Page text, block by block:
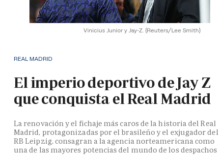
Vinicius Junior y Jay-Z. (Reuters/Lee Smith)
REAL MADRID
El imperio deportivo de Jay Z
que conquista el Real Madrid
La renovación y el fichaje más caros de la historia del Real
Madrid, protagonizadas por el brasileño y el exjugador del
RB Leipzig, consagran a la agencia norteamericana como
una de las mayores potencias del mundo de los despachos